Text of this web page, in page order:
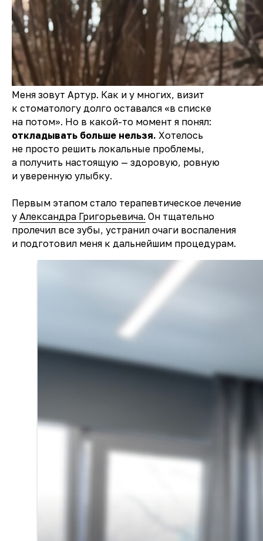
Меня зовут Артур. Как и у многих, визит
к стоматологу долго оставался «в списке
на потом». Но в какой-то момент я понял:
откладывать больше нельзя. Хотелось
не просто решить локальные проблемы,
а получить настоящую — здоровую, ровную
и уверенную улыбку.
Первым этапом стало терапевтическое лечение
у Александра Григорьевича. Он тщательно
пролечил все зубы, устранил очаги воспаления
и подготовил меня к дальнейшим процедурам.